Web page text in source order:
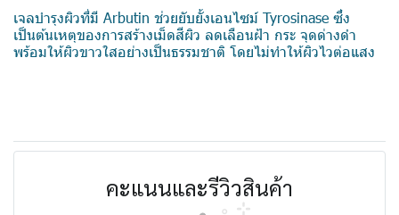
เจลบำรุงผิวที่มี Arbutin ช่วยยับยั้งเอนไซม์ Tyrosinase ซึ่ง
เป็นต้นเหตุของการสร้างเม็ดสีผิว ลดเลือนฝ้า กระ จุดด่างดำ
พร้อมให้ผิวขาวใสอย่างเป็นธรรมชาติ โดยไม่ทำให้ผิวไวต่อแสง
คะแนนและรีวิวสินค้า